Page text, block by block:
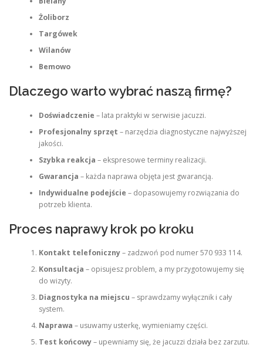
Żoliborz
Targówek
Wilanów
Bemowo
Dlaczego warto wybrać naszą firmę?
Doświadczenie – lata praktyki w serwisie jacuzzi.
Profesjonalny sprzęt – narzędzia diagnostyczne najwyższej
jakości.
Szybka reakcja – ekspresowe terminy realizacji.
Gwarancja – każda naprawa objęta jest gwarancją.
Indywidualne podejście – dopasowujemy rozwiązania do
potrzeb klienta.
Proces naprawy krok po kroku
Kontakt telefoniczny– zadzwoń pod numer 570 933 114.
Konsultacja – opisujesz problem, a my przygotowujemy się
do wizyty.
Diagnostyka na miejscu – sprawdzamy wyłącznik i cały
system.
Naprawa – usuwamy usterkę, wymieniamy części.
Test końcowy– upewniamy się, że jacuzzi działa bez zarzutu.